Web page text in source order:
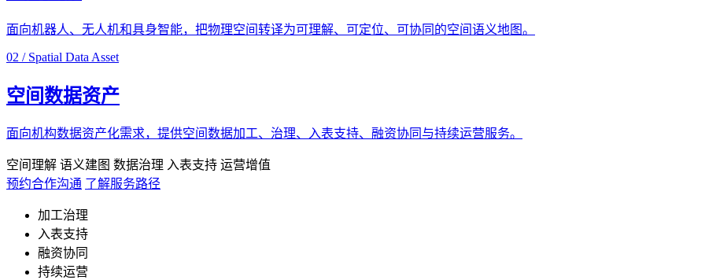
面向机器人、无人机和具身智能，把物理空间转译为可理解、可定位、可协同的空间语义地图。
02 / Spatial Data Asset
空间数据资产
面向机构数据资产化需求，提供空间数据加工、治理、入表支持、融资协同与持续运营服务。
空间理解 语义建图 数据治理 入表支持 运营增值
预约合作沟通 了解服务路径
加工治理
入表支持
融资协同
持续运营